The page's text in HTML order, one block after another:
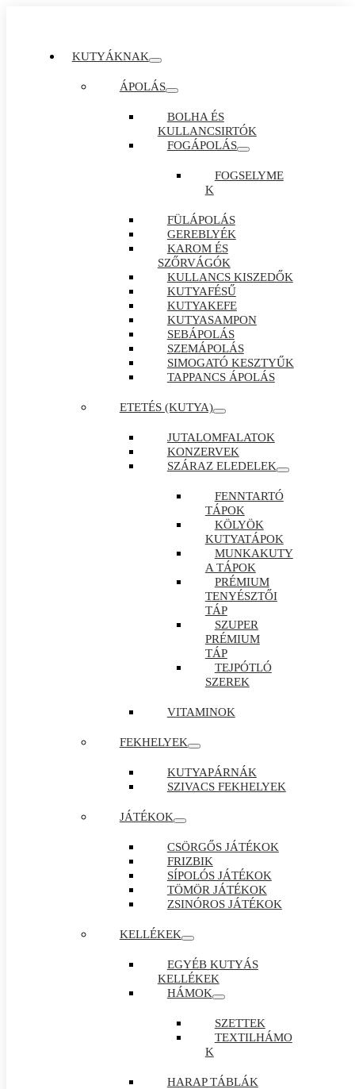
KUTYÁKNAK
ÁPOLÁS
BOLHA ÉS
KULLANCSIRTÓK
FOGÁPOLÁS
FOGSELYME
K
FÜLÁPOLÁS
GEREBLYÉK
KAROM ÉS
SZŐRVÁGÓK
KULLANCS KISZEDŐK
KUTYAFÉSŰ
KUTYAKEFE
KUTYASAMPON
SEBÁPOLÁS
SZEMÁPOLÁS
SIMOGATÓ KESZTYŰK
TAPPANCS ÁPOLÁS
ETETÉS (KUTYA)
JUTALOMFALATOK
KONZERVEK
SZÁRAZ ELEDELEK
FENNTARTÓ
TÁPOK
KÖLYÖK
KUTYATÁPOK
MUNKAKUTY
A TÁPOK
PRÉMIUM
TENYÉSZTŐI
TÁP
SZUPER
PRÉMIUM
TÁP
TEJPÓTLÓ
SZEREK
VITAMINOK
FEKHELYEK
KUTYAPÁRNÁK
SZIVACS FEKHELYEK
JÁTÉKOK
CSÖRGŐS JÁTÉKOK
FRIZBIK
SÍPOLÓS JÁTÉKOK
TÖMÖR JÁTÉKOK
ZSINÓROS JÁTÉKOK
KELLÉKEK
EGYÉB KUTYÁS
KELLÉKEK
HÁMOK
SZETTEK
TEXTILHÁMO
K
HARAP TÁBLÁK